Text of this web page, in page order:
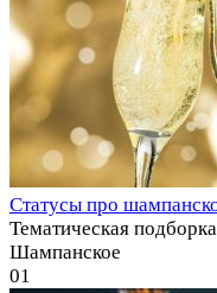
Статусы про
Тематическая
Шампанское
01